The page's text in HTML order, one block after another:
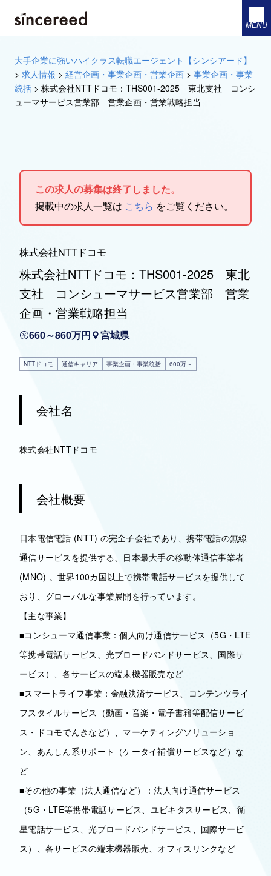
MENU
大手企業に強いハイクラス転職エージェント【シンシアード】
> 求人情報 > 経営企画・事業企画・営業企画 > 事業企画・事業
統括 > 株式会社NTTドコモ：THS001-2025 東北支社 コンシ
ューマサービス営業部 営業企画・営業戦略担当
この求人の募集は終了しました。
掲載中の求人一覧は こちら をご覧ください。
株式会社NTTドコモ
株式会社NTTドコモ：THS001-2025 東北
支社 コンシューマサービス営業部 営業
企画・営業戦略担当
660～860万円 宮城県
NTTドコモ 通信キャリア 事業企画・事業統括 600万～
会社名
株式会社NTTドコモ
会社概要
日本電信電話 (NTT) の完全子会社であり、携帯電話の無線
通信サービスを提供する、日本最大手の移動体通信事業者
(MNO) 。世界100カ国以上で携帯電話サービスを提供して
おり、グローバルな事業展開を行っています。
【主な事業】
■コンシューマ通信事業：個人向け通信サービス（5G・LTE
等携帯電話サービス、光ブロードバンドサービス、国際サ
ービス）、各サービスの端末機器販売など
■スマートライフ事業：金融決済サービス、コンテンツライ
フスタイルサービス（動画・音楽・電子書籍等配信サービ
ス・ドコモでんきなど）、マーケティングソリューショ
ン、あんしん系サポート（ケータイ補償サービスなど）な
ど
■その他の事業（法人通信など）：法人向け通信サービス
（5G・LTE等携帯電話サービス、ユビキタスサービス、衛
星電話サービス、光ブロードバンドサービス、国際サービ
ス）、各サービスの端末機器販売、オフィスリンクなど